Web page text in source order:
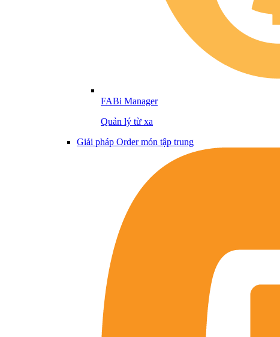
FABi Manager
Quản lý từ xa
Giải pháp Order món tập trung